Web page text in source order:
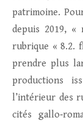
patrimoine.
depuis 2019,
rubrique « 8.2.
prendre plus
productions
l’intérieur des
cités